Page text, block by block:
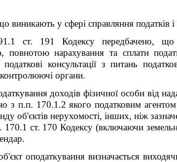
виникають у сфері справляння податків
1 .1 ст. 191
Кодексу передбачено, що
повнотою нарахування та сплати
податкові консультації з питань
органи.
доходів фізичної особи від
з п.п. 170.1.2 якого податковим
об'єктів нерухомості, інших, ніж
ст. 170 Кодексу (включаючи
оподаткування визначається